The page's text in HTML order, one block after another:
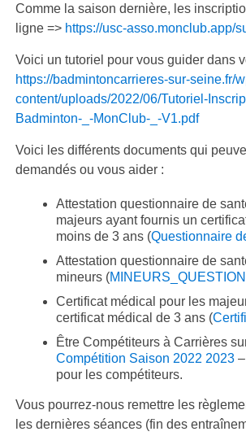
Comme la saison dernière, les
ligne => https://usc-asso.monclub.app/
Voici un tutoriel pour vous guider dans
https://badmintoncarrieres-sur-seine.fr/
content/uploads/2022/06/Tutoriel-
Badminton-_-MonClub-_-V1.pdf
Voici les différents documents qui
demandés ou vous aider :
Attestation questionnaire de
majeurs ayant fournis un
moins de 3 ans (Questionnaire
Attestation questionnaire de
mineurs (
Certificat médical pour les
certificat médical de 3 ans (
Être Compétiteurs à Carrières
Compétition Saison 2022 2023–
pour les compétiteurs.
Vous pourrez-nous remettre les
les dernières séances (fin des